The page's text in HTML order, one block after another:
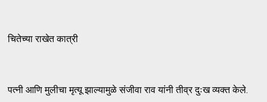
चितेच्या राखेत कात्री
पत्नी आणि मुलीचा मृत्यू झाल्यामुळे संजीवा राव यांनी तीव्र दुःख व्यक्त केले.